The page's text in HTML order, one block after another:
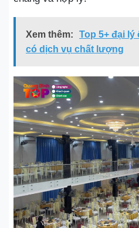
Xem thêm:
Top 5+ đại lý
có dịch vụ chất lượng